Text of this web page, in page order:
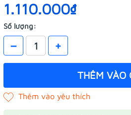
1.110.000₫
Số lượng:
– +
THÊM VÀO